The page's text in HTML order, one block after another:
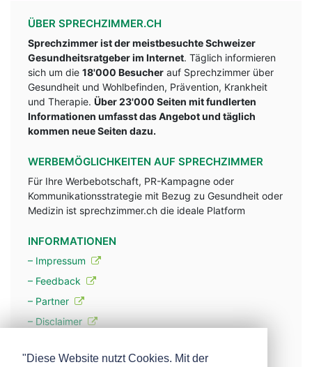
ÜBER SPRECHZIMMER.CH
Sprechzimmer ist der meistbesuchte Schweizer
Gesundheitsratgeber im Internet. Täglich informieren
sich um die 18'000 Besucher auf Sprechzimmer über
Gesundheit und Wohlbefinden, Prävention, Krankheit
und Therapie. Über 23'000 Seiten mit fundlerten
Informationen umfasst das Angebot und täglich
kommen neue Seiten dazu.
WERBEMÖGLICHKEITEN AUF SPRECHZIMMER
Für Ihre Werbebotschaft, PR-Kampagne oder
Kommunikationsstrategie mit Bezug zu Gesundheit oder
Medizin ist sprechzimmer.ch die ideale Platform
INFORMATIONEN
– Impressum
– Feedback
– Partner
– Disclaimer
"Diese Website nutzt Cookies. Mit der